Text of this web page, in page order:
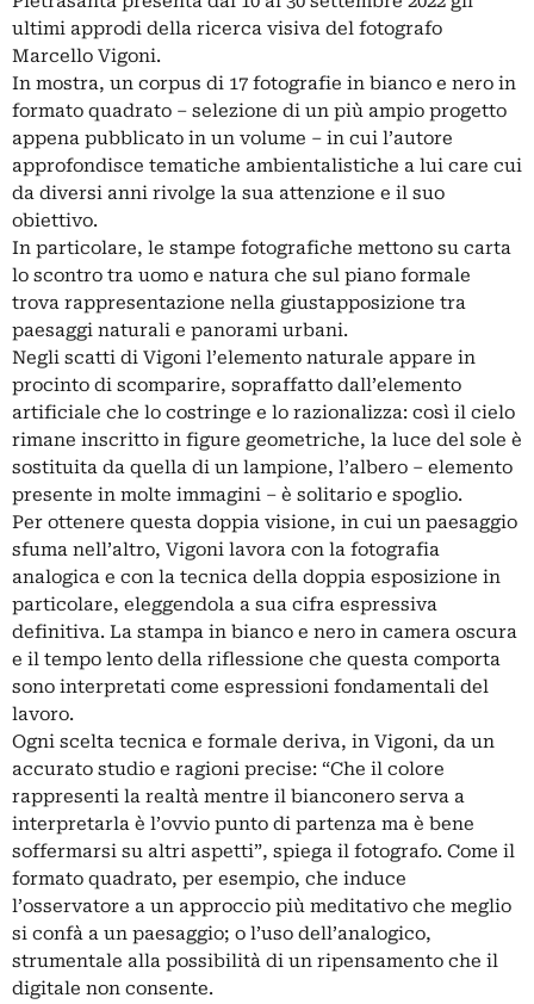
ultimi approdi della ricerca visiva del fotografo
Marcello Vigoni.
In mostra, un corpus di 17 fotografie in bianco e nero in
formato quadrato – selezione di un più ampio progetto
appena pubblicato in un volume – in cui l’autore
approfondisce tematiche ambientalistiche a lui care cui
da diversi anni rivolge la sua attenzione e il suo
obiettivo.
In particolare, le stampe fotografiche mettono su carta
lo scontro tra uomo e natura che sul piano formale
trova rappresentazione nella giustapposizione tra
paesaggi naturali e panorami urbani.
Negli scatti di Vigoni l’elemento naturale appare in
procinto di scomparire, sopraffatto dall’elemento
artificiale che lo costringe e lo razionalizza: così il cielo
rimane inscritto in figure geometriche, la luce del sole è
sostituita da quella di un lampione, l’albero – elemento
presente in molte immagini – è solitario e spoglio.
Per ottenere questa doppia visione, in cui un paesaggio
sfuma nell’altro, Vigoni lavora con la fotografia
analogica e con la tecnica della doppia esposizione in
particolare, eleggendola a sua cifra espressiva
definitiva. La stampa in bianco e nero in camera oscura
e il tempo lento della riflessione che questa comporta
sono interpretati come espressioni fondamentali del
lavoro.
Ogni scelta tecnica e formale deriva, in Vigoni, da un
accurato studio e ragioni precise: “Che il colore
rappresenti la realtà mentre il bianconero serva a
interpretarla è l’ovvio punto di partenza ma è bene
soffermarsi su altri aspetti”, spiega il fotografo. Come il
formato quadrato, per esempio, che induce
l’osservatore a un approccio più meditativo che meglio
si confà a un paesaggio; o l’uso dell’analogico,
strumentale alla possibilità di un ripensamento che il
digitale non consente.